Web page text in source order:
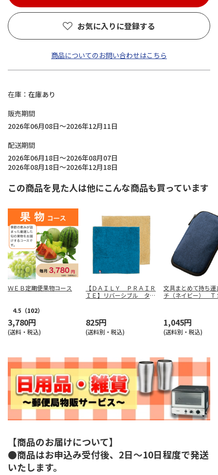
お気に入りに登録する
商品についてのお問い合わせはこちら
在庫
在庫あり
販売期間
2026年06月08日～2026年12月11日
配送期間
2026年06月18日～2026年08月07日
2026年08月18日～2026年12月18日
この商品を見た人は他にこんな商品も買っています
ＷＥＢ定期便果物コース
4.5 （102）
3,780円
(送料・税込)
【ＤＡＩＬＹ ＰＲＡＩＲ
ＩＥ】リバーシブル タオ
825円
(送料別・税込)
文具まとめて持ち運
チ（ネイビー） Ｔ
1,045円
(送料別・税込)
【商品のお届けについて】
●商品はお申込み受付後、2日～10日程度で発送
いたします。